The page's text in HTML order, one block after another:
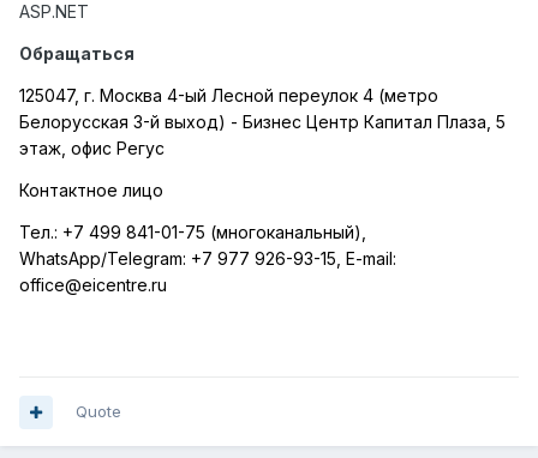
ASP.NET
Обращаться
125047, г. Москва 4-ый Лесной переулок 4 (метро
Белорусская 3-й выход) - Бизнес Центр Капитал Плаза, 5
этаж, офис Регус
Контактное лицо
Тел.: +7 499 841-01-75 (многоканальный),
WhatsApp/Telegram: +7 977 926-93-15, E-mail:
office@eicentre.ru
Quote